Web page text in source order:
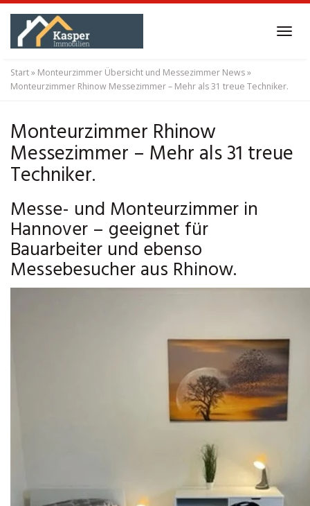
Skip
main
content
Start» Monteurzimmer Übersicht und Messezimmer News»
Monteurzimmer Rhinow Messezimmer – Mehr als 31 treue Techniker.
Monteurzimmer Rhinow
Messezimmer – Mehr als 31 treue
Techniker.
Messe- und Monteurzimmer in
Hannover – geeignet für
Bauarbeiter und ebenso
Messebesucher aus Rhinow.